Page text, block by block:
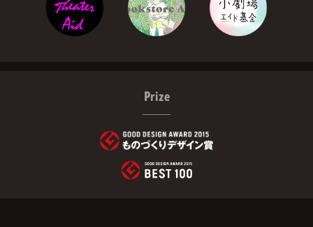
Prize